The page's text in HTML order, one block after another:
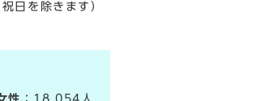
日を除きます）
性 ：18,054人